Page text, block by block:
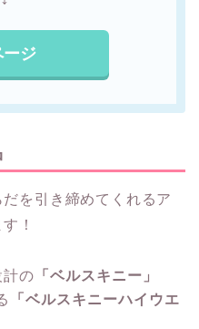
ージ
を引き締めてくれるア
！
の 「ベルスキニー」
「ベルスキニーハイウエ